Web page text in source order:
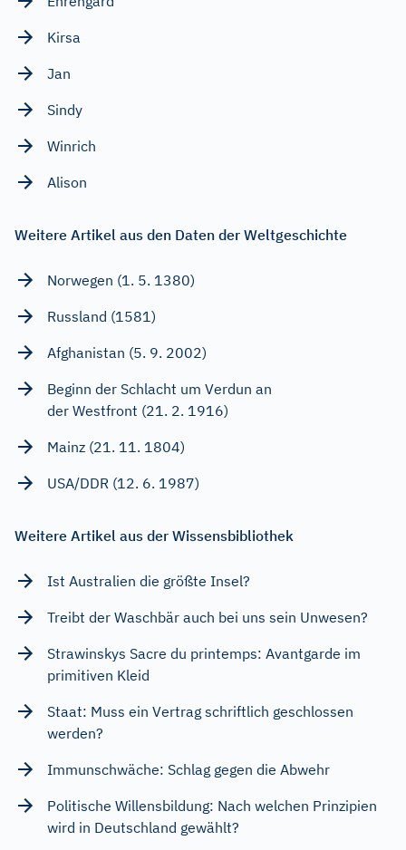
Kirsa
Jan
Sindy
Winrich
Alison
Weitere Artikel aus den Daten der Weltgeschichte
Norwegen (1. 5. 1380)
Russland (1581)
Afghanistan (5. 9. 2002)
Beginn der Schlacht um Verdun an
der Westfront (21. 2. 1916)
Mainz (21. 11. 1804)
USA/DDR (12. 6. 1987)
Weitere Artikel aus der Wissensbibliothek
Ist Australien die größte Insel?
Treibt der Waschbär auch bei uns sein Unwesen?
Strawinskys Sacre du printemps: Avantgarde im
primitiven Kleid
Staat: Muss ein Vertrag schriftlich geschlossen
werden?
Immunschwäche: Schlag gegen die Abwehr
Politische Willensbildung: Nach welchen Prinzipien
wird in Deutschland gewählt?